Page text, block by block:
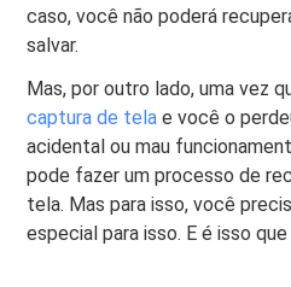
caso, você não poderá
salvar.
Mas, por outro lado, uma vez
captura de tela e você o
acidental ou mau
pode fazer um processo de
tela. Mas para isso, você
especial para isso. E é isso